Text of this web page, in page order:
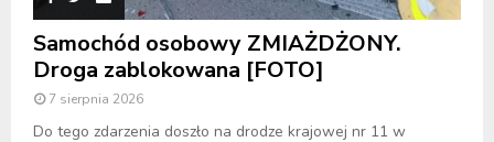
Samochód osobowy ZMIAŻDŻONY.
Droga zablokowana [FOTO]
7 sierpnia 2026
Do tego zdarzenia doszło na drodze krajowej nr 11 w